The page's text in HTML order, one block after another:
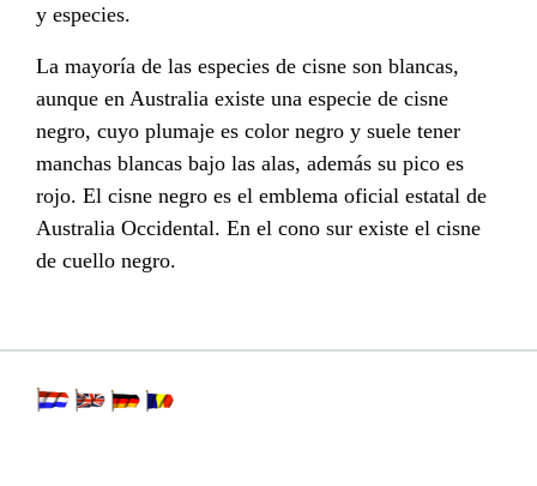
y especies.
La mayoría de las especies de cisne son blancas,
aunque en Australia existe una especie de cisne
negro, cuyo plumaje es color negro y suele tener
manchas blancas bajo las alas, además su pico es
rojo. El cisne negro es el emblema oficial estatal de
Australia Occidental. En el cono sur existe el cisne
de cuello negro.